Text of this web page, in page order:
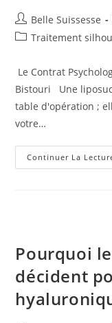
Auteur/autrice
de
Belle Suissesse
PostTraitement
Le Contrat
Bistouri Une
table d'opération ;
votre…
Continuer La
Pourquoi
décident